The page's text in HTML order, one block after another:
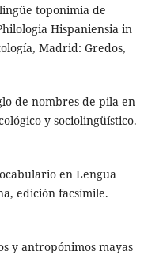
toponimia de
Hispaniensia in
Madrid: Gredos,
de nombres de pila en
y sociolingüístico.
en Lengua
edición facsímile.
y antropónimos mayas